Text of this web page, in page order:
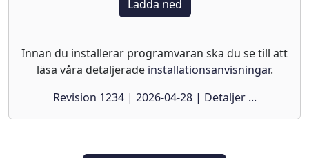
Ladda ned
Innan du installerar programvaran ska du se till att
läsa våra detaljerade installationsanvisningar.
Revision 1234 | 2026-04-28 | Detaljer ...